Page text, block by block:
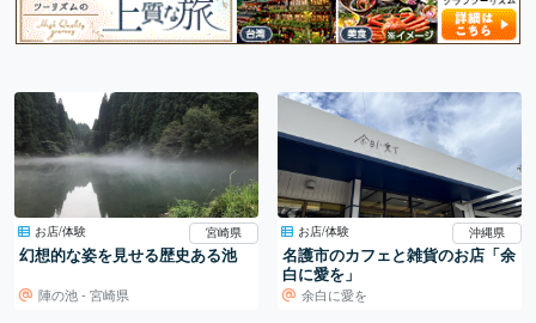
お店/体験 宮崎県
幻想的な姿を見せる歴史ある池
陣の池 - 宮崎県
お店/体験 沖縄県
名護市のカフェと雑貨のお店「余
白に愛を」
余白に愛を